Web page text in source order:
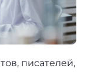
писателей,